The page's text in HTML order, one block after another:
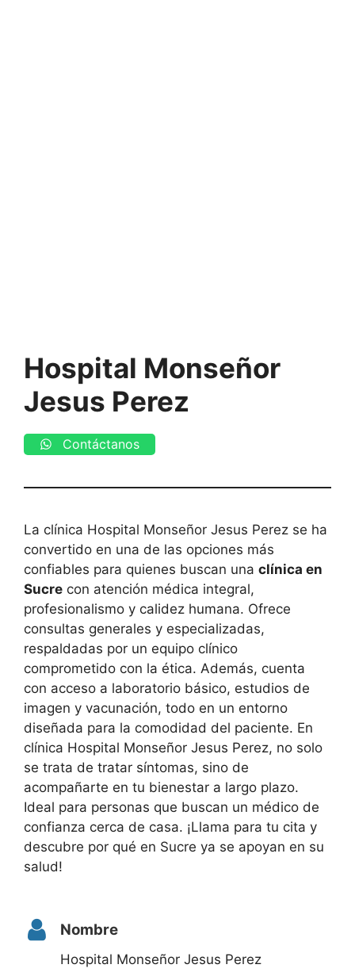
Hospital Monseñor
Jesus Perez
Contáctanos
La clínica Hospital Monseñor Jesus Perez se ha
convertido en una de las opciones más
confiables para quienes buscan una clínica en
Sucre con atención médica integral,
profesionalismo y calidez humana. Ofrece
consultas generales y especializadas,
respaldadas por un equipo clínico
comprometido con la ética. Además, cuenta
con acceso a laboratorio básico, estudios de
imagen y vacunación, todo en un entorno
diseñada para la comodidad del paciente. En
clínica Hospital Monseñor Jesus Perez, no solo
se trata de tratar síntomas, sino de
acompañarte en tu bienestar a largo plazo.
Ideal para personas que buscan un médico de
confianza cerca de casa. ¡Llama para tu cita y
descubre por qué en Sucre ya se apoyan en su
salud!
Nombre
Hospital Monseñor Jesus Perez